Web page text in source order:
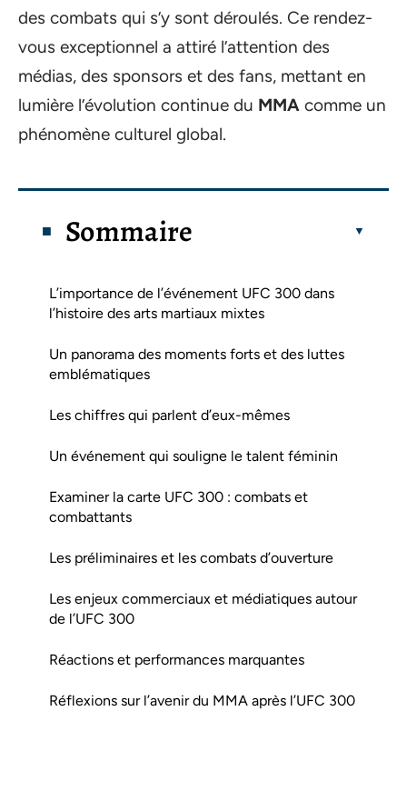
des combats qui s’y sont déroulés. Ce rendez-
vous exceptionnel a attiré l’attention des
médias, des sponsors et des fans, mettant en
lumière l’évolution continue du MMA comme un
phénomène culturel global.
Sommaire
L’importance de l’événement UFC 300 dans
l’histoire des arts martiaux mixtes
Un panorama des moments forts et des luttes
emblématiques
Les chiffres qui parlent d’eux-mêmes
Un événement qui souligne le talent féminin
Examiner la carte UFC 300 : combats et
combattants
Les préliminaires et les combats d’ouverture
Les enjeux commerciaux et médiatiques autour
de l’UFC 300
Réactions et performances marquantes
Réflexions sur l’avenir du MMA après l’UFC 300